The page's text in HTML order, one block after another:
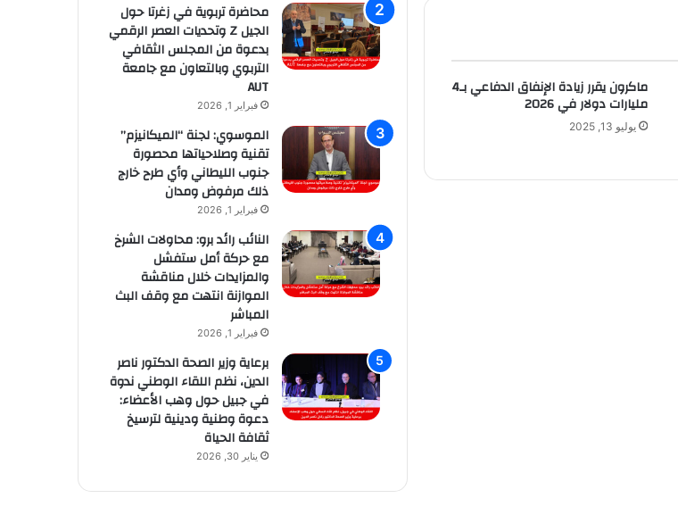
ماكرون يقرر زيادة الإنفاق الدفاعي بـ4
مليارات دولار في 2026
يوليو 13, 2025
محاضرة تربوية في زغرتا حول
الجيل Z وتحديات العصر الرقمي
بدعوة من المجلس الثقافي
التربوي وبالتعاون مع جامعة
AUT
فبراير 1, 2026
الموسوي: لجنة “الميكانيزم”
تقنية وصلاحياتها محصورة
جنوب الليطاني وأي طرح خارج
ذلك مرفوض ومدان
فبراير 1, 2026
النائب رائد برو: محاولات الشرخ
مع حركة أمل ستفشل
والمزايدات خلال مناقشة
الموازنة انتهت مع وقف البث
المباشر
فبراير 1, 2026
برعاية وزير الصحة الدكتور ناصر
الدين، نظم اللقاء الوطني ندوة
في جبيل حول وهب الأعضاء:
دعوة وطنية ودينية لترسيخ
ثقافة الحياة
يناير 30, 2026